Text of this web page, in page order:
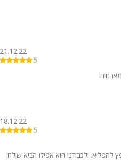
21.12.22
5
18.12.22
5
ולכבודנו הוא אפילו הביא שולחן